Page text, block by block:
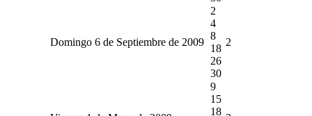
Domingo 6 de Septiembre de 2009
2
4
8
18
26
30
2
9
15
18